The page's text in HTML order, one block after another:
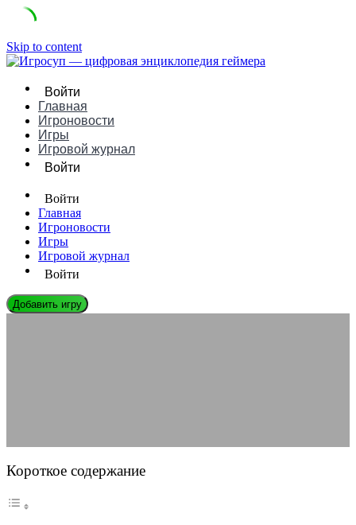
Skip to content
Войти
Главная
Игроновости
Игры
Игровой журнал
Войти
Войти
Главная
Игроновости
Игры
Игровой журнал
Войти
Добавить игру
Короткое содержание